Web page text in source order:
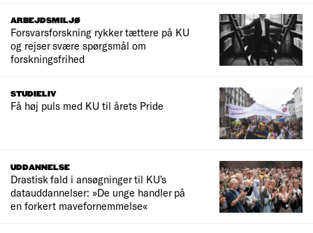
ARBEJDSMILJØ
Forsvarsforskning rykker tættere på KU
og rejser svære spørgsmål om
forskningsfrihed
STUDIELIV
Få høj puls med KU til årets Pride
UDDANNELSE
Drastisk fald i ansøgninger til KU's
datauddannelser: »De unge handler på
en forkert mavefornemmelse«